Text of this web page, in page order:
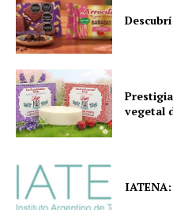
vegetal